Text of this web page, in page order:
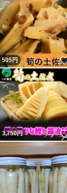
505円
3,750円